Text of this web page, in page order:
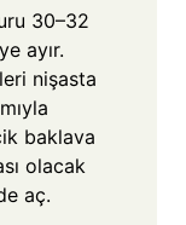
30–32
ayır.
nişasta
baklava
olacak
aç.